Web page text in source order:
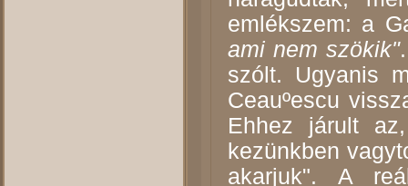
emlékszem: a
ami nem szökik"
szólt. Ugyanis
Ceauºescu
Ehhez járult
kezünkben
akarjuk". A